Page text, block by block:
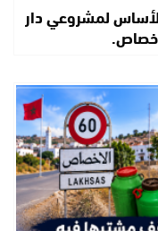
لمشروعي دار